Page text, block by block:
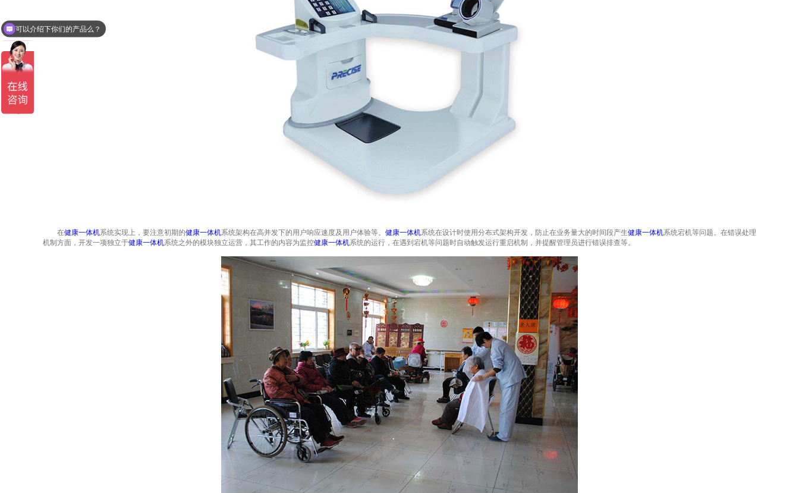
在健康一体机系统实现上，要注意初期的健康一体机系统架构在高并发下的用户响应速度及用户体验等。 健康一体机系统在设计时使用分布式架构开发，防止在业务量大的时间段产生健康一体机系统宕机等问题。在错误处理
机制方面，开发一项独立于健康一体机系统之外的模块独立运营，其工作的内容为监控健康一体机系统的运行，在遇到宕机等问题时自动触发运行重启机制，并提醒管理员进行错误排查等。
可以介绍下你们的产品么？